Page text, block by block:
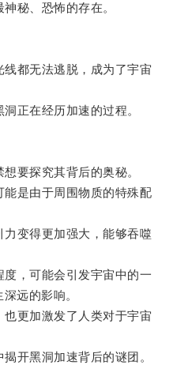
秘、恐怖的存在。
都无法逃脱，成为了宇宙
正在经历加速的过程。
要探究其背后的奥秘。
是由于周围物质的特殊配
变得更加强大，能够吞噬
，可能会引发宇宙中的一
远的影响。
更加激发了人类对于宇宙
黑洞加速背后的谜团。